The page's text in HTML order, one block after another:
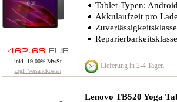
Tablet-Typen:
Akkulaufzeit pro
inkl. 19,00% MwSt
zzgl. Versandkosten
Lieferung in 2-4 Tagen
Lenovo TB520 Yoga